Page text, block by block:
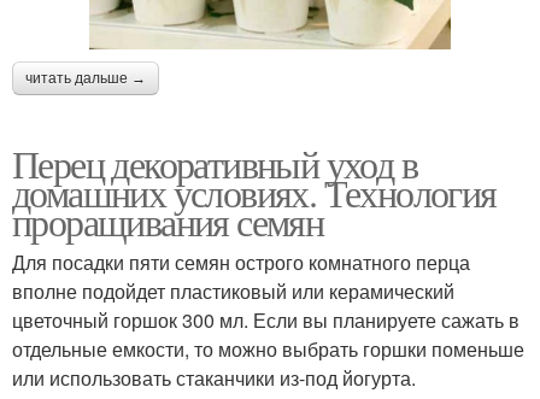
читать дальше →
Перец декоративный уход в
домашних условиях. Технология
проращивания семян
Для посадки пяти семян острого комнатного перца
вполне подойдет пластиковый или керамический
цветочный горшок 300 мл. Если вы планируете сажать в
отдельные емкости, то можно выбрать горшки поменьше
или использовать стаканчики из-под йогурта.